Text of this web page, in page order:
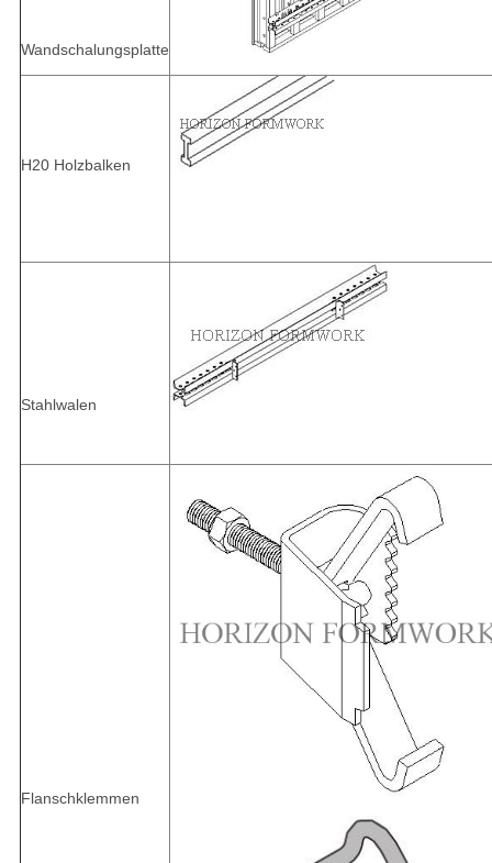
Wandschalungsplatte
H20 Holzbalken
Stahlwalen
Flanschklemmen